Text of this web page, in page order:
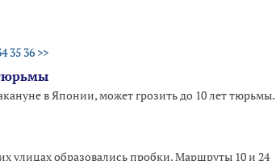
35 36 >>
в Японии, может грозить до 10 лет тюрьмы.
улицах образовались пробки. Маршруты 10 и 24